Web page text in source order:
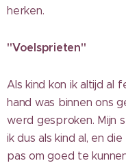
herken.
"Voelsprieten"
Als kind kon ik altijd al
hand was binnen ons
werd gesproken. Mijn
ik dus als kind al, en
pas om goed te